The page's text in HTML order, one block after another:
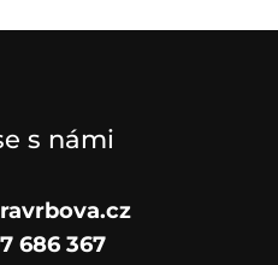
s námi
686 367